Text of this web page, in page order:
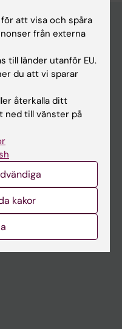
för att visa och spåra
från externa
till länder utanför EU.
du att vi sparar
återkalla ditt
ned till vänster på
kakor